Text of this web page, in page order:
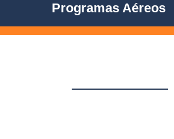
Programas Aéreos